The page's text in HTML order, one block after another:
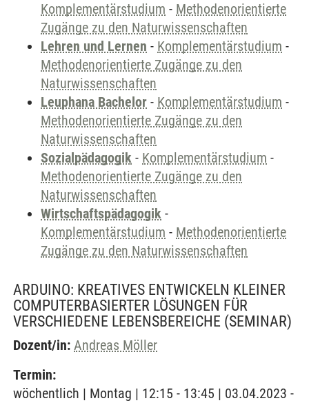
Komplementärstudium - Methodenorientierte
Zugänge zu den Naturwissenschaften
Lehren und Lernen - Komplementärstudium -
Methodenorientierte Zugänge zu den
Naturwissenschaften
Leuphana Bachelor - Komplementärstudium -
Methodenorientierte Zugänge zu den
Naturwissenschaften
Sozialpädagogik - Komplementärstudium -
Methodenorientierte Zugänge zu den
Naturwissenschaften
Wirtschaftspädagogik -
Komplementärstudium - Methodenorientierte
Zugänge zu den Naturwissenschaften
ARDUINO: KREATIVES ENTWICKELN KLEINER
COMPUTERBASIERTER LÖSUNGEN FÜR
VERSCHIEDENE LEBENSBEREICHE (SEMINAR)
Dozent/in: Andreas Möller
Termin:
wöchentlich | Montag | 12:15 - 13:45 | 03.04.2023 -